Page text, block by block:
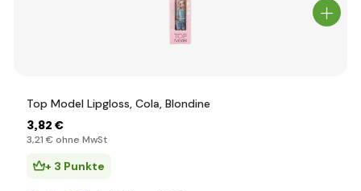
Top Model Lipgloss, Cola, Blondine
3,82 €
3,21 € ohne MwSt
+ 3 Punkte